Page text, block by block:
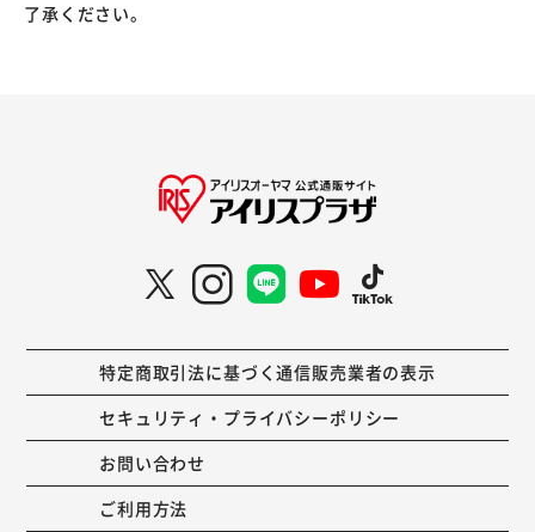
了承ください。
特定商取引法に基づく通信販売業者の表示
セキュリティ・プライバシーポリシー
お問い合わせ
ご利用方法